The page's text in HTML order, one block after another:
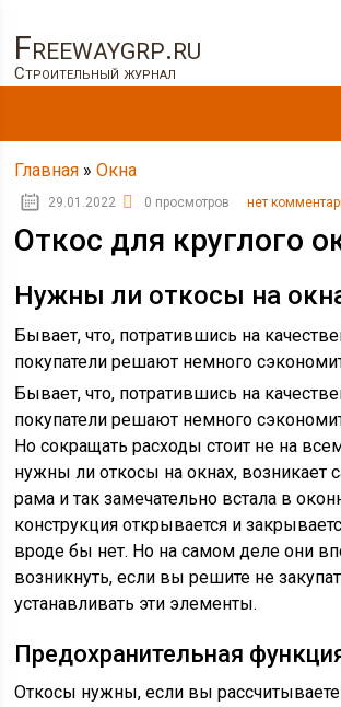
Freewaygrp.ru
Строительный журнал
Главная »Окна
29.01.2022 0 просмотров нет
Откос для круглого
Нужны ли откосы на
Бывает, что, потратившись на
покупатели решают немного
Бывает, что, потратившись на
покупатели решают немного
Но сокращать расходы стоит не на
нужны ли откосы на окнах, возникает
рама и так замечательно встала в
конструкция открывается и
вроде бы нет. Но на самом деле они
возникнуть, если вы решите не
устанавливать эти элементы.
Предохранительная
Откосы нужны, если вы рассчитываете